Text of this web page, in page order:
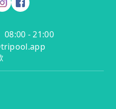
08:00 - 21:00